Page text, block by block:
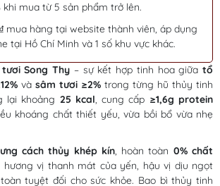
khi mua từ 5 sản phẩm trở lên.
mua hàng tại website thành viên, áp dụng
tại Hồ Chí Minh và 1 số khu vực khác.
Song Thy – sự kết hợp tinh hoa giữatổ
và sâm tươi ≥2% trong từng hũ thủy tinh
lại khoảng 25 kcal, cung cấp ≥1,6g protein
khoáng chất thiết yếu, vừa bồi bổ vừa nhẹ
cách thủy khép kín, hoàn toàn 0% chất
hương vị thanh mát của yến, hậu vị dịu ngọt
tuyệt đối cho sức khỏe. Bao bì thủy tinh